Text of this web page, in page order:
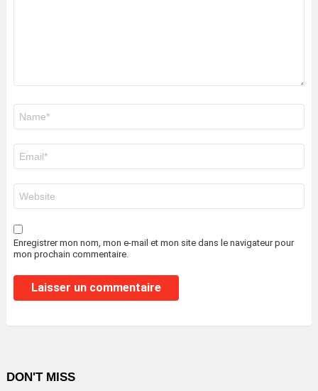
mail
*
web
Enregistrer mon nom, mon e-mail et mon site dans le navigateur pour
mon prochain commentaire.
DON'T MISS